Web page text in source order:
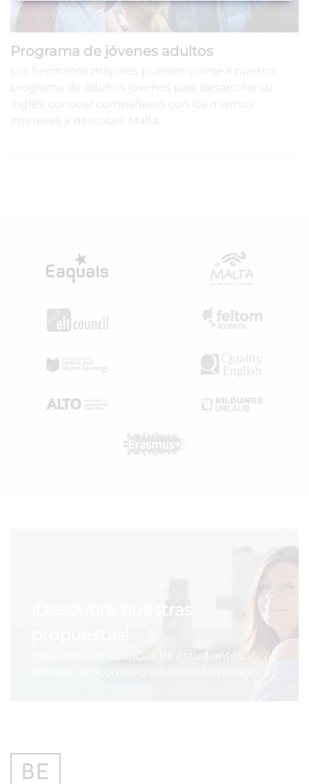
Programa de jóvenes adultos
Los hermanos mayores pueden unirse a nuestro
programa de adultos jóvenes para desarrollar su
inglés, conocer compañeros con los mismos
intereses y descubrir Malta.
¡Descubre nuestras
Elige entre residencias de estudiantes,